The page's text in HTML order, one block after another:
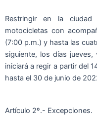
Restringir en la
motocicletas con
(7:00 p.m.) y hasta las
siguiente, los días
iniciará a regir a partir del
hasta el 30 de junio de
Artículo 2º.- Excepciones.